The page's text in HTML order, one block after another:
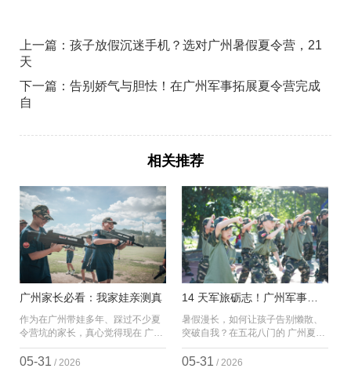
上一篇：孩子放假沉迷手机？选对广州暑假夏令营，21
天
下一篇：告别娇气与胆怯！在广州军事拓展夏令营完成
自
相关推荐
广州家长必看：我家娃亲测真
作为在广州带娃多年、踩过不少夏
令营坑的家长，真心觉得现在 广州
暑假夏令营 市场太卷了！尤其是14
天军事营， 广州穗鹰夏令营 直接卖
05-31 / 2026
14 天军旅砺志！广州军事夏令
暑假漫长，如何让孩子告别懒散、
突破自我？在五花八门的 广州夏令
营 中，穗鹰 14 天军事蜕变营凭借
系统化训练、多元化项目，成为 广
05-31 / 2026